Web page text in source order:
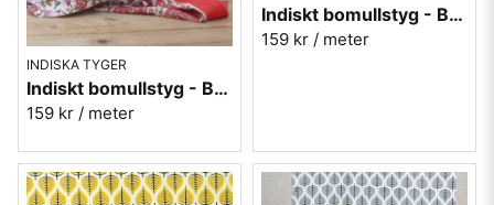
INDISKA TYGER
Indiskt bomullstyg - Batist - nr.4
159 kr / meter
Indiskt bomullstyg - Batist - nr.2
159 kr / meter